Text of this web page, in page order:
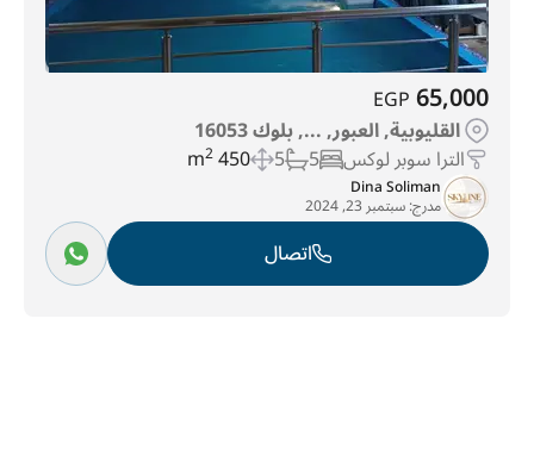
65,000
EGP
القليوبية, العبور, ..., بلوك 16053
الترا سوبر لوكس 5
5
450 m
2
Dina Soliman
مدرج:سبتمبر 23, 2024
اتصال